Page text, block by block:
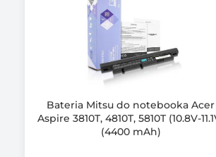
Bateria Mitsu do notebooka Acer
Aspire 3810T, 4810T, 5810T (10.8V-
(4400 mAh)